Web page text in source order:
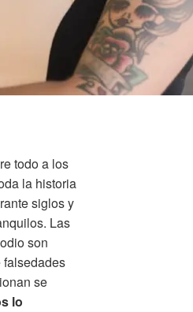
todo a los
la historia
siglos y
Las
son
falsedades
se
lo